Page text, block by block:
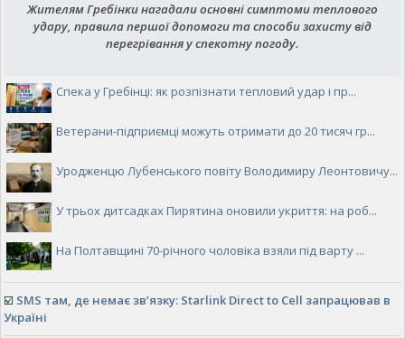
Жителям Гребінки нагадали основні симптоми теплового
удару, правила першої допомоги та способи захисту від
перегрівання у спекотну погоду.
Спека у Гребінці: як розпізнати тепловий удар і пр...
Ветерани-підприємці можуть отримати до 20 тисяч гр...
Уродженцю Лубенського повіту Володимиру Леонтовичу...
У трьох дитсадках Пирятина оновили укриття: на роб...
На Полтавщині 70-річного чоловіка взяли під варту ...
☑️ SMS там, де немає зв’язку: Starlink Direct to Cell запрацював в
Україні